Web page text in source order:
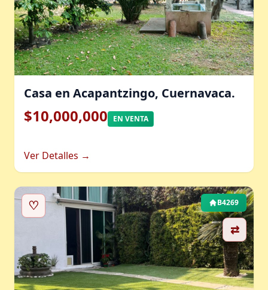
Casa en Acapantzingo, Cuernavaca.
$10,000,000 EN VENTA
Ver Detalles →
♡
⇄
B4269